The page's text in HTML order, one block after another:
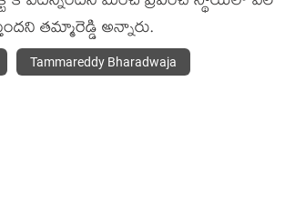
త‌మ్మారెడ్డి అన్నారు.
Tammareddy Bharadwaja